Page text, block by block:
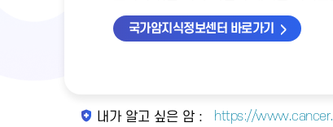
국가암지식정보센터 바로가기
내가 알고 싶은 암 : https://